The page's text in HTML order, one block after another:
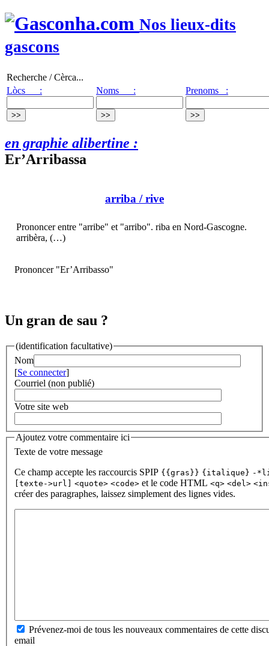
Nos lieux-dits
gascons
Recherche / Cèrca...
Lòcs :
Noms : Prenoms :
en graphie alibertine :
Er’Arribassa
arriba / rive
Prononcer entre "arribe" et "arribo". riba en Nord-Gascogne.
arribèra, (…)
Prononcer "Er’Arribasso"
Un gran de sau ?
(identification facultative)
Nom
[Se connecter]
Courriel (non publié)
Votre site web
Ajoutez votre commentaire ici
Texte de votre message
Ce champ accepte les raccourcis SPIP {{gras}} {italique} -
[texte->url] <quote> <code> et le code HTML <q> <del>
créer des paragraphes, laissez simplement des lignes vides.
Prévenez-moi de tous les nouveaux commentaires de cette
email